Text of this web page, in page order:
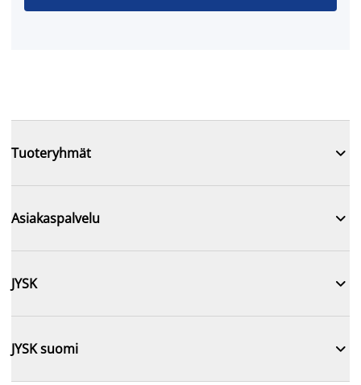
Tuoteryhmät 
Asiakaspalvelu 
JYSK 
JYSK suomi 